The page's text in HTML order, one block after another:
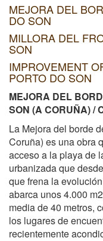
MEJORA DEL
DO SON
MILLORA DEL
SON
IMPROVEMENT
PORTO DO SON
MEJORA DEL
SON (A CORUÑA) /
La Mejora del borde
Coruña) es una obra
acceso a la playa de
urbanizada que
que frena la
abarca unos 4.000
media de 40 metros,
los lugares de
recientemente